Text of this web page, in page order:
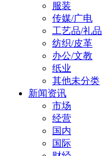
服装
传媒/广电
工艺品/礼品
纺织/皮革
办公/文教
纸业
其他未分类
新闻资讯
市场
经营
国内
国际